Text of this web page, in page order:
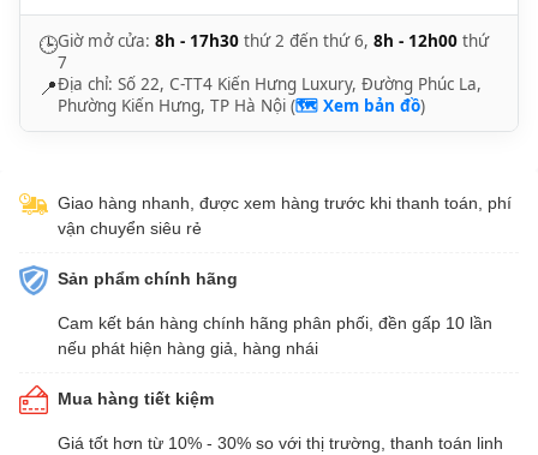
🕒Giờ mở cửa: 8h - 17h30 thứ 2 đến thứ 6, 8h - 12h00 thứ
7
📍Địa chỉ: Số 22, C-TT4 Kiến Hưng Luxury, Đường Phúc La,
Phường Kiến Hưng, TP Hà Nội (🗺️ Xem bản đồ)
Giao hàng nhanh, được xem hàng trước khi thanh toán, phí
vận chuyển siêu rẻ
Sản phẩm chính hãng
Cam kết bán hàng chính hãng phân phối, đền gấp 10 lần
nếu phát hiện hàng giả, hàng nhái
Mua hàng tiết kiệm
Giá tốt hơn từ 10% - 30% so với thị trường, thanh toán linh